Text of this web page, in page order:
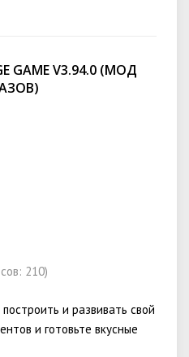
GAME V3.94.0 (МОД
210)
и развивать свой
и готовьте вкусные